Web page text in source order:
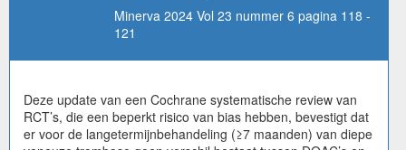
Minerva 2024 Vol 23 nummer 6 pagina 118 -
121
Deze update van een Cochrane systematische review van
RCT’s, die een beperkt risico van bias hebben, bevestigt dat
er voor de langetermijnbehandeling (≥7 maanden) van diepe